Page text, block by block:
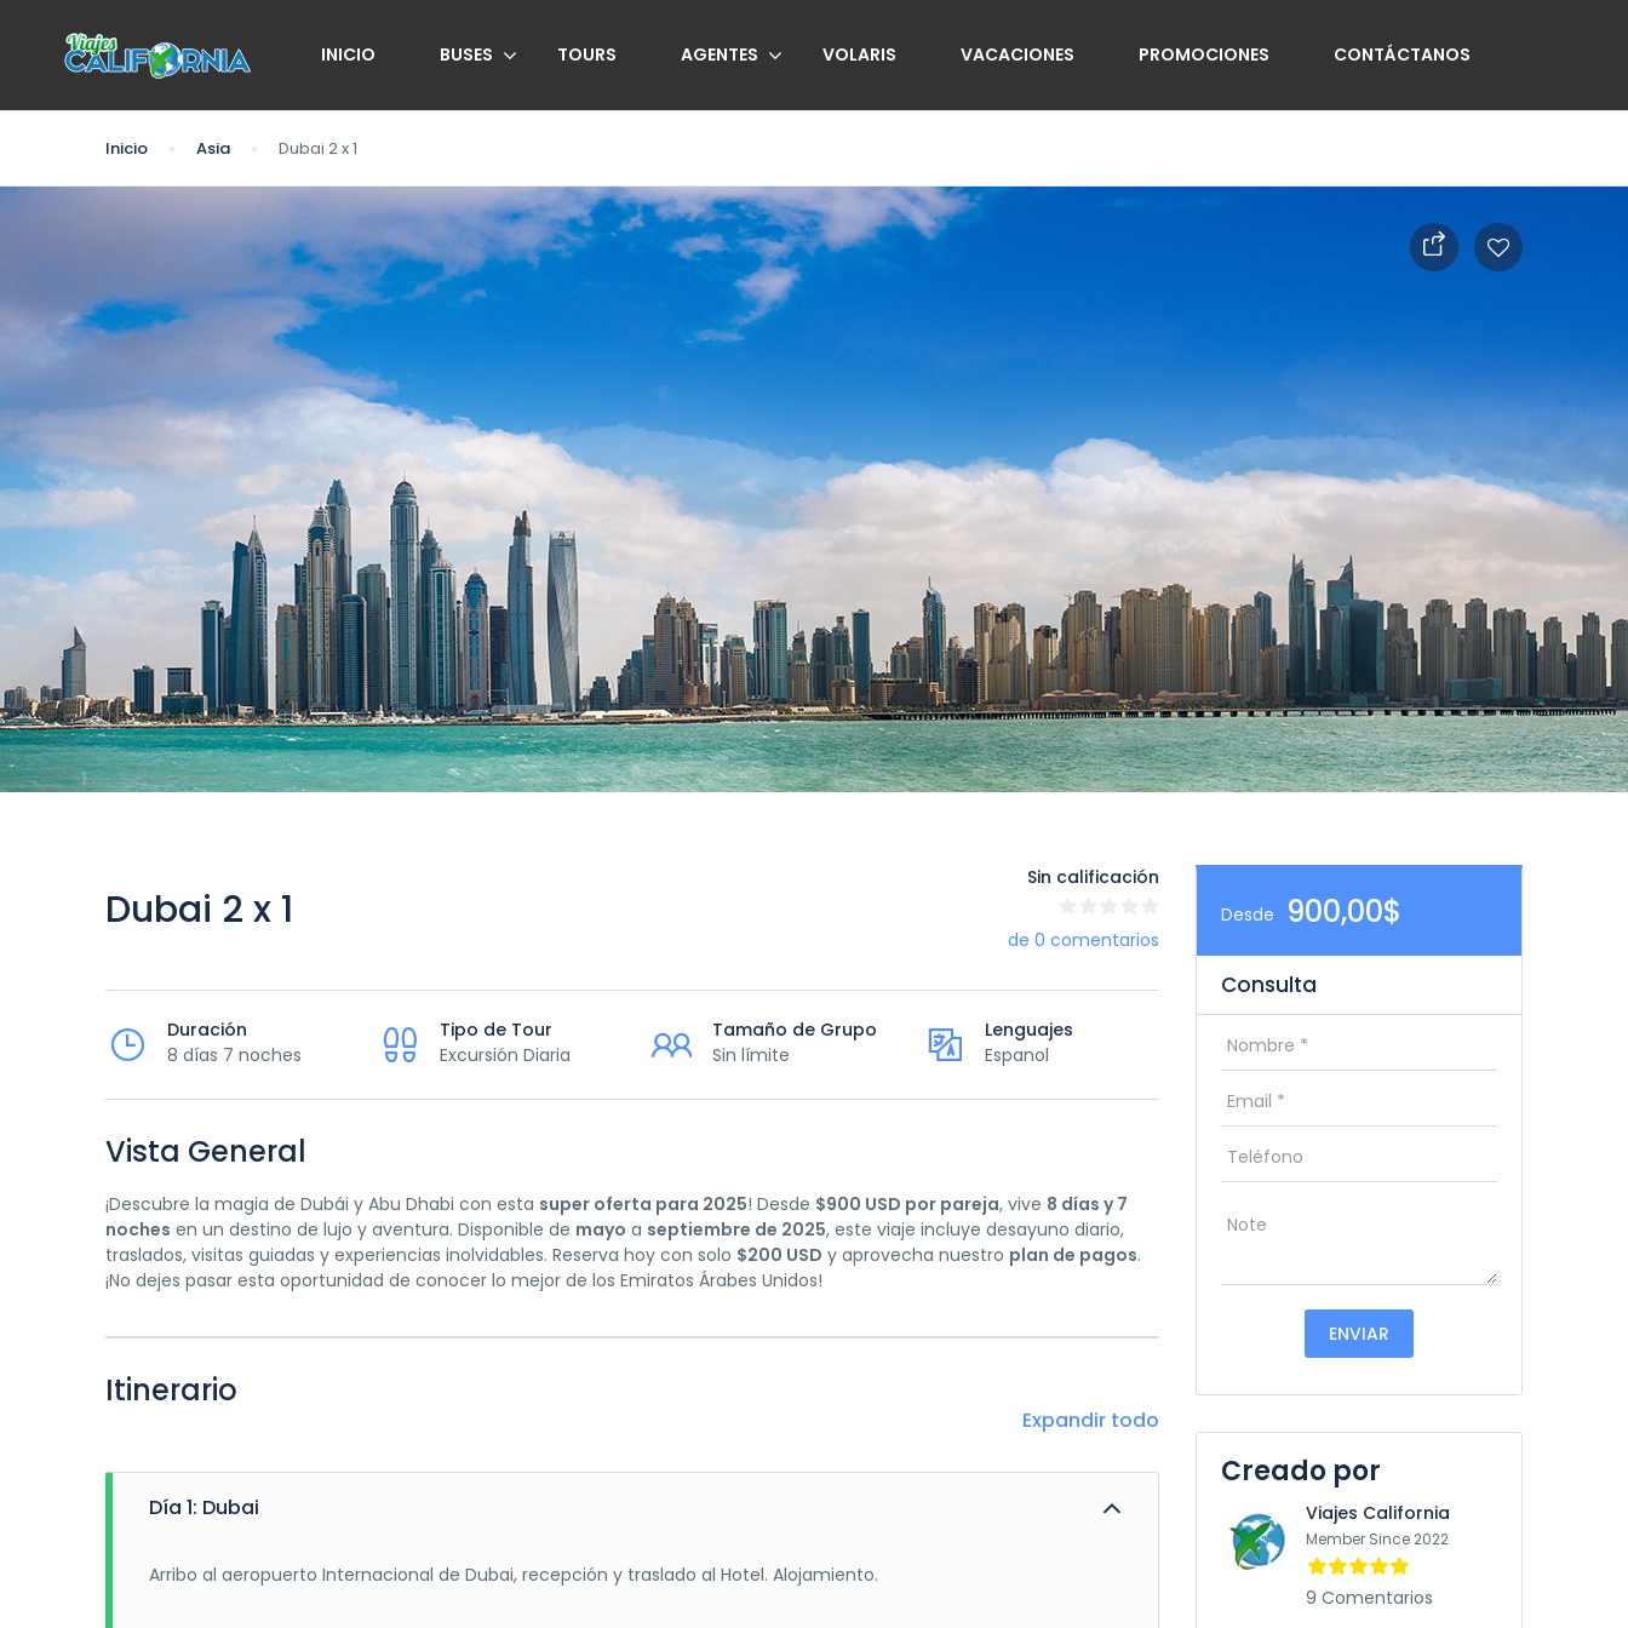
INICIO BUSES TOURS AGENTES VOLARIS VACACIONES PROMOCIONES CONTÁCTANOS
Inicio Asia Dubai 2 x 1
Dubai 2 x 1
Sin calificación
de 0 comentarios
Duración
8 días 7 noches
Tipo de Tour
Excursión Diaria
Tamaño de Grupo
Sin límite
Lenguajes
Espanol
Vista General
¡Descubre la magia de Dubái y Abu Dhabi con esta super oferta para 2025! Desde $900 USD por pareja, vive 8 días y 7
noches en un destino de lujo y aventura. Disponible de mayo a septiembre de 2025, este viaje incluye desayuno diario,
traslados, visitas guiadas y experiencias inolvidables. Reserva hoy con solo $200 USD y aprovecha nuestro plan de pagos.
¡No dejes pasar esta oportunidad de conocer lo mejor de los Emiratos Árabes Unidos!
Itinerario
Expandir todo
Día 1: Dubai
Arribo al aeropuerto Internacional de Dubai, recepción y traslado al Hotel. Alojamiento.
Desde 900,00$
Consulta
Creado por
Viajes California
Member Since 2022
9 Comentarios